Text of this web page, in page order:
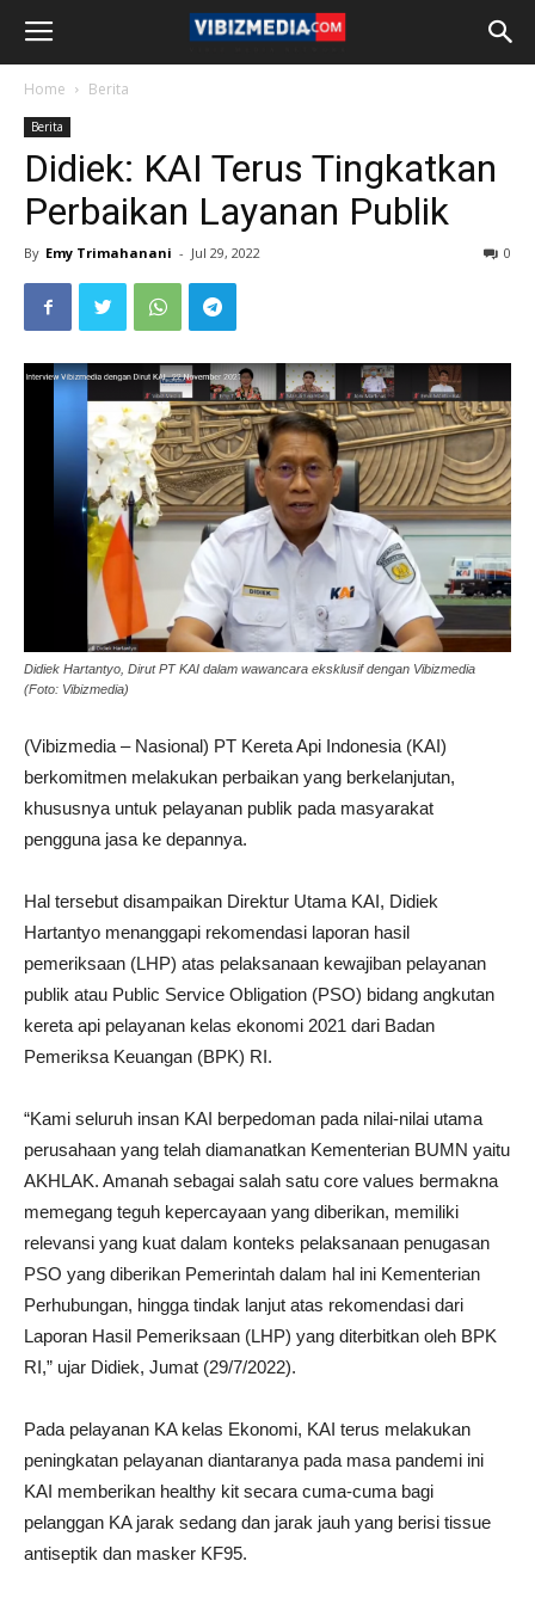
Home Berita
Berita
Didiek: KAI Terus Tingkatkan
Perbaikan Layanan Publik
By Emy Trimahanani - Jul 29, 2022 0
Didiek Hartantyo, Dirut PT KAI dalam wawancara eksklusif dengan Vibizmedia
(Foto: Vibizmedia)
(Vibizmedia – Nasional) PT Kereta Api Indonesia (KAI)
berkomitmen melakukan perbaikan yang berkelanjutan,
khususnya untuk pelayanan publik pada masyarakat
pengguna jasa ke depannya.
Hal tersebut disampaikan Direktur Utama KAI, Didiek
Hartantyo menanggapi rekomendasi laporan hasil
pemeriksaan (LHP) atas pelaksanaan kewajiban pelayanan
publik atau Public Service Obligation (PSO) bidang angkutan
kereta api pelayanan kelas ekonomi 2021 dari Badan
Pemeriksa Keuangan (BPK) RI.
“Kami seluruh insan KAI berpedoman pada nilai-nilai utama
perusahaan yang telah diamanatkan Kementerian BUMN yaitu
AKHLAK. Amanah sebagai salah satu core values bermakna
memegang teguh kepercayaan yang diberikan, memiliki
relevansi yang kuat dalam konteks pelaksanaan penugasan
PSO yang diberikan Pemerintah dalam hal ini Kementerian
Perhubungan, hingga tindak lanjut atas rekomendasi dari
Laporan Hasil Pemeriksaan (LHP) yang diterbitkan oleh BPK
RI,” ujar Didiek, Jumat (29/7/2022).
Pada pelayanan KA kelas Ekonomi, KAI terus melakukan
peningkatan pelayanan diantaranya pada masa pandemi ini
KAI memberikan healthy kit secara cuma-cuma bagi
pelanggan KA jarak sedang dan jarak jauh yang berisi tissue
antiseptik dan masker KF95.